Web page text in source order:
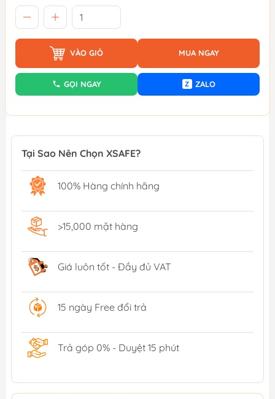
VÀO GIỎ MUA NGAY
GỌI NGAY Z ZALO
Tại Sao Nên Chọn XSAFE?
100% Hàng chính hãng
>15,000 mặt hàng
Giá luôn tốt - Đầy đủ VAT
15 ngày Free đổi trả
Trả góp 0% - Duyệt 15 phút